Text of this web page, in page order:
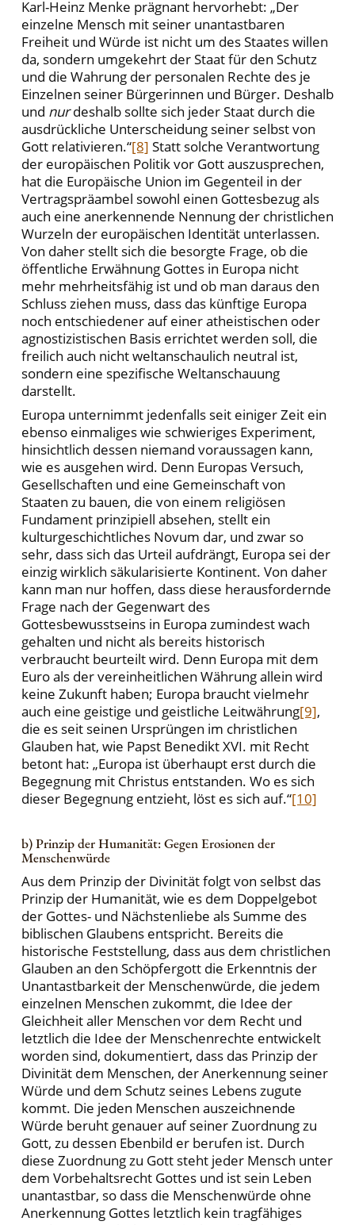
Karl-Heinz Menke prägnant hervorhebt: „Der
einzelne Mensch mit seiner unantastbaren
Freiheit und Würde ist nicht um des Staates willen
da, sondern umgekehrt der Staat für den Schutz
und die Wahrung der personalen Rechte des je
Einzelnen seiner Bürgerinnen und Bürger. Deshalb
und nurdeshalb sollte sich jeder Staat durch die
ausdrückliche Unterscheidung seiner selbst von
Gott relativieren.“[8] Statt solche Verantwortung
der europäischen Politik vor Gott auszusprechen,
hat die Europäische Union im Gegenteil in der
Vertragspräambel sowohl einen Gottesbezug als
auch eine anerkennende Nennung der christlichen
Wurzeln der europäischen Identität unterlassen.
Von daher stellt sich die besorgte Frage, ob die
öffentliche Erwähnung Gottes in Europa nicht
mehr mehrheitsfähig ist und ob man daraus den
Schluss ziehen muss, dass das künftige Europa
noch entschiedener auf einer atheistischen oder
agnostizistischen Basis errichtet werden soll, die
freilich auch nicht weltanschaulich neutral ist,
sondern eine spezifische Weltanschauung
darstellt.
Europa unternimmt jedenfalls seit einiger Zeit ein
ebenso einmaliges wie schwieriges Experiment,
hinsichtlich dessen niemand voraussagen kann,
wie es ausgehen wird. Denn Europas Versuch,
Gesellschaften und eine Gemeinschaft von
Staaten zu bauen, die von einem religiösen
Fundament prinzipiell absehen, stellt ein
kulturgeschichtliches Novum dar, und zwar so
sehr, dass sich das Urteil aufdrängt, Europa sei der
einzig wirklich säkularisierte Kontinent. Von daher
kann man nur hoffen, dass diese herausfordernde
Frage nach der Gegenwart des
Gottesbewusstseins in Europa zumindest wach
gehalten und nicht als bereits historisch
verbraucht beurteilt wird. Denn Europa mit dem
Euro als der vereinheitlichen Währung allein wird
keine Zukunft haben; Europa braucht vielmehr
auch eine geistige und geistliche Leitwährung[9],
die es seit seinen Ursprüngen im christlichen
Glauben hat, wie Papst Benedikt XVI. mit Recht
betont hat: „Europa ist überhaupt erst durch die
Begegnung mit Christus entstanden. Wo es sich
dieser Begegnung entzieht, löst es sich auf.“[10]
b) Prinzip der Humanität: Gegen Erosionen der
Menschenwürde
Aus dem Prinzip der Divinität folgt von selbst das
Prinzip der Humanität, wie es dem Doppelgebot
der Gottes- und Nächstenliebe als Summe des
biblischen Glaubens entspricht. Bereits die
historische Feststellung, dass aus dem christlichen
Glauben an den Schöpfergott die Erkenntnis der
Unantastbarkeit der Menschenwürde, die jedem
einzelnen Menschen zukommt, die Idee der
Gleichheit aller Menschen vor dem Recht und
letztlich die Idee der Menschenrechte entwickelt
worden sind, dokumentiert, dass das Prinzip der
Divinität dem Menschen, der Anerkennung seiner
Würde und dem Schutz seines Lebens zugute
kommt. Die jeden Menschen auszeichnende
Würde beruht genauer auf seiner Zuordnung zu
Gott, zu dessen Ebenbild er berufen ist. Durch
diese Zuordnung zu Gott steht jeder Mensch unter
dem Vorbehaltsrecht Gottes und ist sein Leben
unantastbar, so dass die Menschenwürde ohne
Anerkennung Gottes letztlich kein tragfähiges